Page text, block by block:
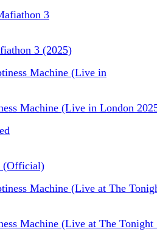
3 (2025)
Machine (Live in London
(Official)
Machine (Live at The Tonight